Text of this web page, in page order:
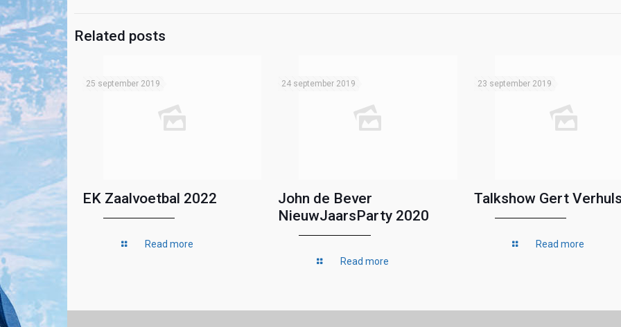
Related posts
25 september 2019
EK Zaalvoetbal 2022
Read more
24 september 2019
John de Bever
NieuwJaarsParty 2020
Read more
23 september 2019
Talkshow Gert
Read more